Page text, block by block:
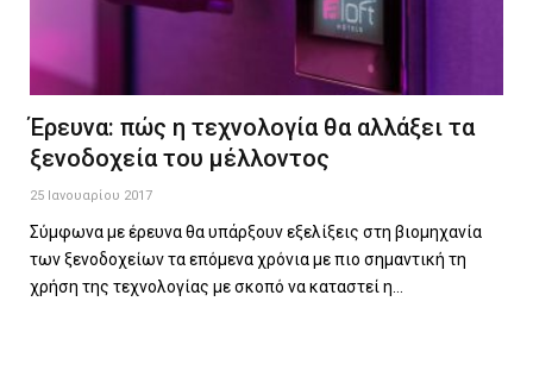
Έρευνα: πώς η τεχνολογία θα αλλάξει τα
ξενοδοχεία του μέλλοντος
25 Ιανουαρίου 2017
Σύμφωνα με έρευνα θα υπάρξουν εξελίξεις στη βιομηχανία
των ξενοδοχείων τα επόμενα χρόνια με πιο σημαντική τη
χρήση της τεχνολογίας με σκοπό να καταστεί η…